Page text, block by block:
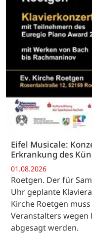
Eifel Musicale:
Erkrankung des
01.08.2026
Roetgen. Der für
Uhr geplante
Kirche Roetgen
Veranstalters wegen
abgesagt werden.